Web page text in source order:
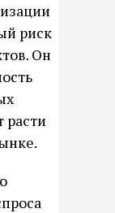
риск
Он
расти